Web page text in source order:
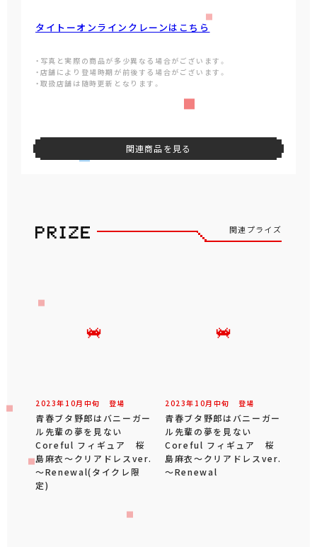
タイトーオンラインクレーンはこちら
・写真と実際の商品が多少異なる場合がございます。
・店舗により登場時期が前後する場合がございます。
・取扱店舗は随時更新となります。
関連商品を見る
関連プライズ
2023年 10月 中旬 登場
青春ブタ野郎はバニーガー
ル先輩の夢を見ない
Coreful フィギュア 桜
島麻衣～クリアドレスver.
～Renewal(タイクレ限
定)
2023年 10月 中旬 登場
青春ブタ野郎はバニーガー
ル先輩の夢を見ない
Coreful フィギュア 桜
島麻衣～クリアドレスver.
～Renewal